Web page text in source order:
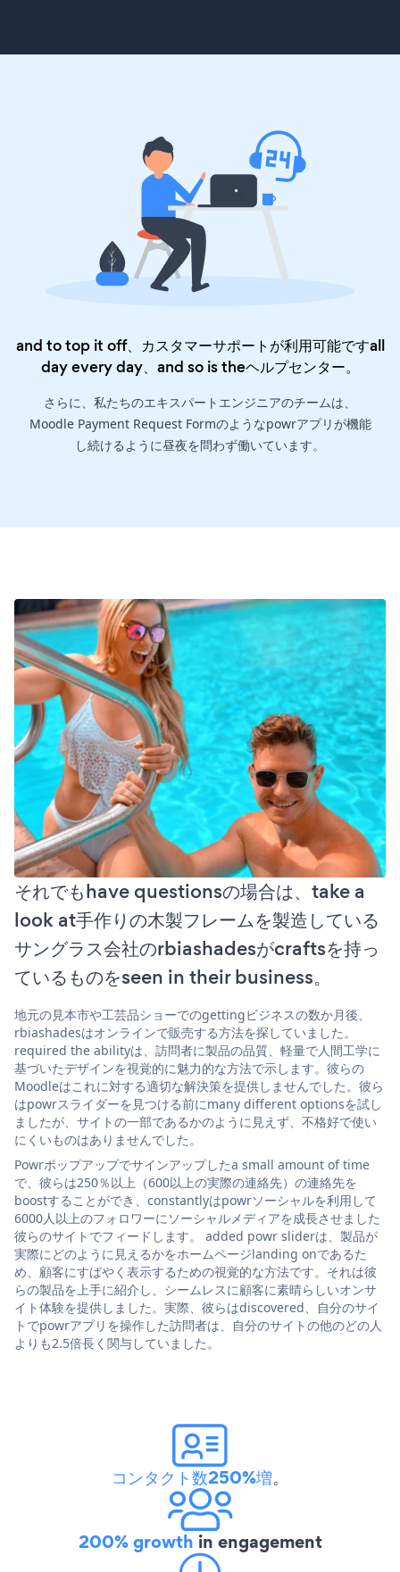
and to top it off、カスタマーサポートが利用可能ですall
day every day、and so is theヘルプセンター。
さらに、私たちのエキスパートエンジニアのチームは、
Moodle Payment Request Formのようなpowrアプリが機能
し続けるように昼夜を問わず働いています。
それでもhave questionsの場合は、take a
look at手作りの木製フレームを製造している
サングラス会社のrbiashadesがcraftsを持っ
ているものをseen in their business。
地元の見本市や工芸品ショーでのgettingビジネスの数か月後、
rbiashadesはオンラインで販売する方法を探していました。
required the abilityは、訪問者に製品の品質、軽量で人間工学に
基づいたデザインを視覚的に魅力的な方法で示します。彼らの
Moodleはこれに対する適切な解決策を提供しませんでした。彼ら
はpowrスライダーを見つける前にmany different optionsを試し
ましたが、サイトの一部であるかのように見えず、不格好で使い
にくいものはありませんでした。
Powrポップアップでサインアップしたa small amount of time
で、彼らは250％以上（600以上の実際の連絡先）の連絡先を
boostすることができ、constantlyはpowrソーシャルを利用して
6000人以上のフォロワーにソーシャルメディアを成長させました
彼らのサイトでフィードします。 added powr sliderは、製品が
実際にどのように見えるかをホームページlanding onであるた
め、顧客にすばやく表示するための視覚的な方法です。それは彼
らの製品を上手に紹介し、シームレスに顧客に素晴らしいオンサ
イト体験を提供しました。実際、彼らはdiscovered、自分のサイ
トでpowrアプリを操作した訪問者は、自分のサイトの他のどの人
よりも2.5倍長く関与していました。
コンタクト数250%増。
200% growth in engagement